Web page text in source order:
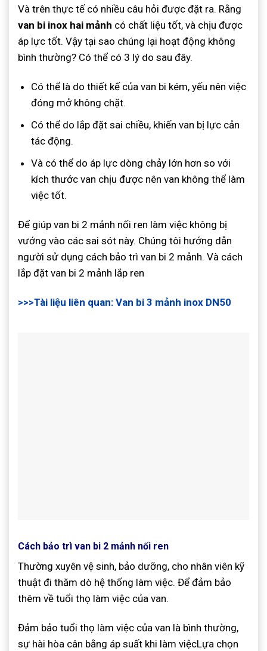
Và trên thực tế có nhiều câu hỏi được đặt ra. Rằng
van bi inox hai mảnh có chất liệu tốt, và chịu được
áp lực tốt. Vậy tại sao chúng lại hoạt động không
bình thường? Có thể có 3 lý do sau đây.
Có thể là do thiết kế của van bi kém, yếu nên việc
đóng mở không chặt.
Có thể do lắp đặt sai chiều, khiến van bị lực cản
tác động.
Và có thể do áp lực dòng chảy lớn hơn so với
kích thước van chịu được nên van không thể làm
việc tốt.
Để giúp van bi 2 mảnh nối ren làm việc không bị
vướng vào các sai sót này. Chúng tôi hướng dẫn
người sử dụng cách bảo trì van bi 2 mảnh. Và cách
lắp đặt van bi 2 mảnh lắp ren
>>>Tài liệu liên quan: Van bi 3 mảnh inox DN50
Cách bảo trì van bi 2 mảnh nối ren
Thường xuyên vệ sinh, bảo dưỡng, cho nhân viên kỹ
thuật đi thăm dò hệ thống làm việc. Để đảm bảo
thêm về tuổi thọ làm việc của van.
Đảm bảo tuổi thọ làm việc của van là bình thường,
sự hài hòa cân bằng áp suất khi làm việcLựa chọn